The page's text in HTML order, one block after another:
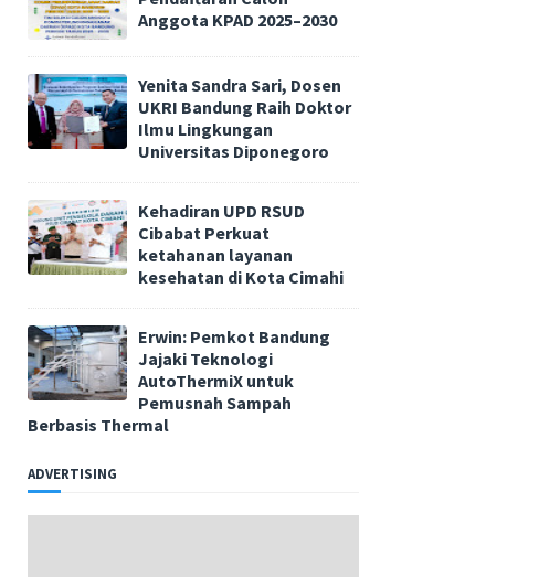
Anggota KPAD 2025–2030
Yenita Sandra Sari, Dosen
UKRI Bandung Raih Doktor
Ilmu Lingkungan
Universitas Diponegoro
Kehadiran UPD RSUD
Cibabat Perkuat
ketahanan layanan
kesehatan di Kota Cimahi
Erwin: Pemkot Bandung
Jajaki Teknologi
AutoThermiX untuk
Pemusnah Sampah
Berbasis Thermal
ADVERTISING